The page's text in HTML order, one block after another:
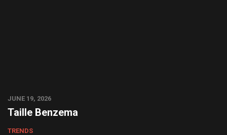
JUNE 19, 2026
Taille Benzema
TRENDS